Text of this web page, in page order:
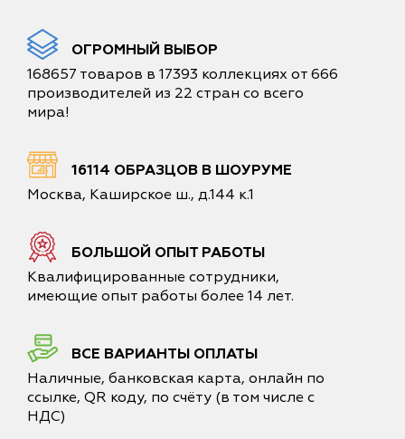
ОГРОМНЫЙ ВЫБОР
168657 товаров в 17393 коллекциях от 666
производителей из 22 стран со всего
мира!
16114 ОБРАЗЦОВ В ШОУРУМЕ
Москва, Каширское ш., д.144 к.1
БОЛЬШОЙ ОПЫТ РАБОТЫ
Квалифицированные сотрудники,
имеющие опыт работы более 14 лет.
ВСЕ ВАРИАНТЫ ОПЛАТЫ
Наличные, банковская карта, онлайн по
ссылке, QR коду, по счёту (в том числе с
НДС)